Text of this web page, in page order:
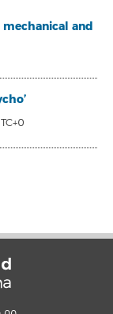
mechanical and